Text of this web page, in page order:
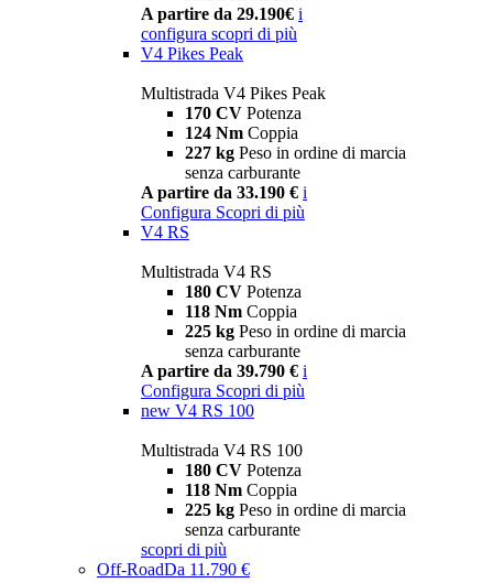
A partire da 29.190€ i
configura scopri di più
V4 Pikes Peak
Multistrada V4 Pikes Peak
170 CV Potenza
124 Nm Coppia
227 kg Peso in ordine di marcia
senza carburante
A partire da 33.190 € i
Configura Scopri di più
V4 RS
Multistrada V4 RS
180 CV Potenza
118 Nm Coppia
225 kg Peso in ordine di marcia
senza carburante
A partire da 39.790 € i
Configura Scopri di più
new V4 RS 100
Multistrada V4 RS 100
180 CV Potenza
118 Nm Coppia
225 kg Peso in ordine di marcia
senza carburante
scopri di più
Off-RoadDa 11.790 €